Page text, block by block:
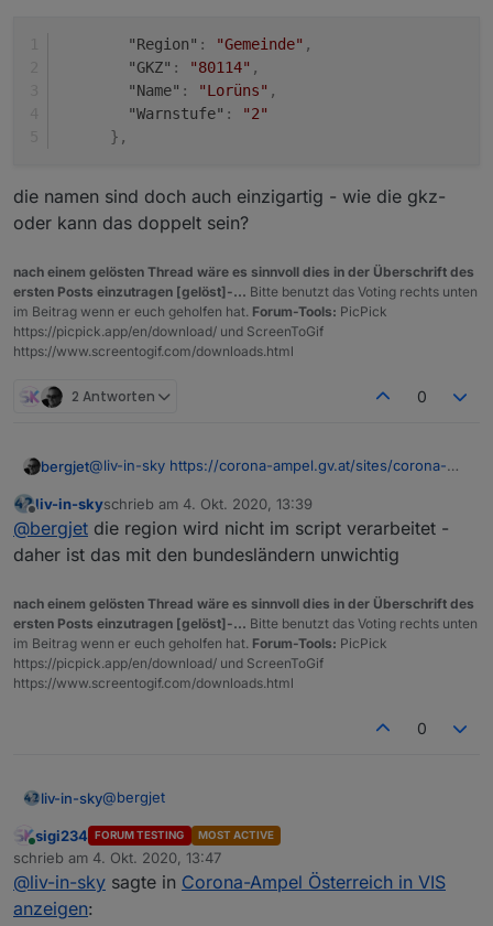
Warnstufe
auf Grund der GKZ (z.B.320) finden und in
Datenpunkte schreiben.
"Region" : "Gemeinde" ,
"GKZ" : "80114" ,
"Name" : "Lorüns" ,
"Warnstufe" :
"2"
} ,
die namen sind doch auch einzigartig - wie die gkz-
oder kann das doppelt sein?
nach einem gelösten Thread wäre es sinnvoll dies in der Überschrift des
ersten Posts einzutragen [gelöst]-... Bitte benutzt das Voting rechts unten
im Beitrag wenn er euch geholfen hat. Forum-Tools: PicPick
https://picpick.app/en/download/ und ScreenToGif
https://www.screentogif.com/downloads.html
2 Antworten 0
bergjet@liv-in-sky https://corona-ampel.gv.at/sites/corona-
meinden_aktuell.json
Leider, es handelt sich hier um eine andere
Datenquelle. Diese Quelle beinhaltet die Regionalen
Gemeinden.
Es gibt hier keinen Suchwert Bezirk und keinen
Ich möchte die Werte
Stand
Region
GKZ
Offline
liv-in-skyschrieb am 4. Okt. 2020, 13:39
zuletzt editiert von
@bergjet die region wird nicht im script verarbeitet -
daher ist das mit den bundesländern unwichtig
nach einem gelösten Thread wäre es sinnvoll dies in der Überschrift des
ersten Posts einzutragen [gelöst]-... Bitte benutzt das Voting rechts unten
im Beitrag wenn er euch geholfen hat. Forum-Tools: PicPick
https://picpick.app/en/download/ und ScreenToGif
https://www.screentogif.com/downloads.html
0
liv-in-sky@bergjet
es gibt in beiden quellen (hatte ich nicht gesehen,
dass unterschiedlicht) die selben inhalte - es wird
immer nach Name gesucht - daher im script einfach
        "Region": "Gemeinde",
Online
sigi234 FORUM TESTING MOST ACTIVE
schrieb am 4. Okt. 2020, 13:47
zuletzt editiert von
@liv-in-sky sagte in Corona-Ampel Österreich in VIS
anzeigen: